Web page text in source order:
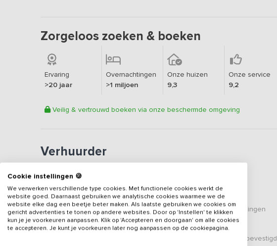
Zorgeloos zoeken & boeken
Ervaring
>20 jaar
Overnachtingen
>1 miljoen
Onze huizen
9,3
Onze service
9,2
Veilig & vertrouwd boeken via onze beschermde omgeving
Verhuurder
Geweldige locatie
Een8.8op basis van39beoordelingen
Veilig & vertrouwd
Gegevens van de verhuurder zijn bevestigd
Cookie instellingen 🍪
We verwerken verschillende type cookies. Met functionele cookies werkt de
website goed. Daarnaast gebruiken we analytische cookies waarmee we de
website elke dag een beetje beter maken. Als laatste gebruiken we cookies om
gericht advertenties te tonen op andere websites. Door op 'Instellen' te klikken
kun je je voorkeuren aanpassen. Klik op 'Accepteren en doorgaan' om alle cookies
te accepteren. Je kunt je voorkeuren later nog aanpassen op de cookiepagina.